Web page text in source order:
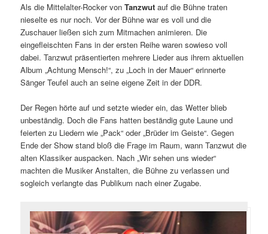
Als die Mittelalter-Rocker vonTanzwut auf die Bühne traten
nieselte es nur noch. Vor der Bühne war es voll und die
Zuschauer ließen sich zum Mitmachen animieren. Die
eingefleischten Fans in der ersten Reihe waren sowieso voll
dabei. Tanzwut präsentierten mehrere Lieder aus ihrem aktuellen
Album „Achtung Mensch!“, zu „Loch in der Mauer“ erinnerte
Sänger Teufel auch an seine eigene Zeit in der DDR.
Der Regen hörte auf und setzte wieder ein, das Wetter blieb
unbeständig. Doch die Fans hatten beständig gute Laune und
feierten zu Liedern wie „Pack“ oder „Brüder im Geiste“. Gegen
Ende der Show stand bloß die Frage im Raum, wann Tanzwut die
alten Klassiker auspacken. Nach „Wir sehen uns wieder“
machten die Musiker Anstalten, die Bühne zu verlassen und
sogleich verlangte das Publikum nach einer Zugabe.